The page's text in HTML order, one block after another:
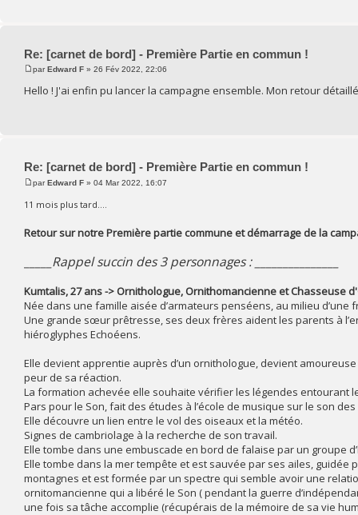
Re: [carnet de bord] - Première Partie en commun !
parEdward F » 26 Fév 2022, 22:06
Hello ! J'ai enfin pu lancer la campagne ensemble. Mon retour
Re: [carnet de bord] - Première Partie en commun !
parEdward F » 04 Mar 2022, 16:07
11 mois plus tard....
Retour sur notre Première partie commune et démarrage de la
_____Rappel succin des 3 personnages : _______________
Kumtalis, 27 ans -> Ornithologue, Ornithomancienne et Chasseuse
Née dans une famille aisée d’armateurs penséens, au milieu
Une grande sœur prêtresse, ses deux frères aident les parents à
hiéroglyphes Echoéens.
Elle devient apprentie auprès d’un ornithologue, devient
peur de sa réaction.
La formation achevée elle souhaite vérifier les légendes entourant
Pars pour le Son, fait des études à l’école de musique sur le son
Elle découvre un lien entre le vol des oiseaux et la météo.
Signes de cambriolage à la recherche de son travail.
Elle tombe dans une embuscade en bord de falaise par un groupe
Elle tombe dans la mer tempête et est sauvée par ses ailes,
montagnes et est formée par un spectre qui semble avoir une
ornitomancienne qui a libéré le Son ( pendant la guerre
une fois sa tâche accomplie (récupérais de la mémoire de sa vie